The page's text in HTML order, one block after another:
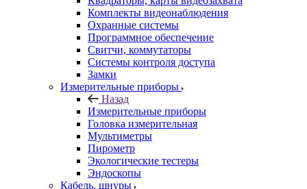
Комплекты видеонаблюдения
Охранные системы
Программное обеспечение
Свитчи, коммутаторы
Системы контроля доступа
Замки
Измерительные приборы
Назад
Измерительные приборы
Головка измерительная
Мультиметры
Пирометр
Экологические тестеры
Эндоскопы
Кабель, шнуры